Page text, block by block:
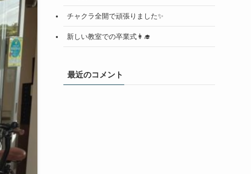
チャクラ全開で頑張りました✨
新しい教室での卒業式👩‍🎓
最近のコメント